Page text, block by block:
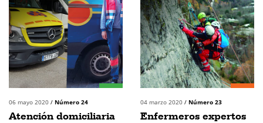
06 mayo 2020 / Número 24
Atención domiciliaria
04 marzo 2020 / Número 23
Enfermeros expertos